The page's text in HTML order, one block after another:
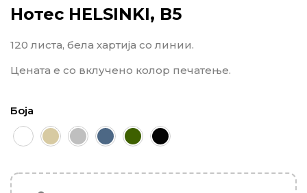
Нотес HELSINKI, B5
120 листа, бела хартија со линии.
Цената е со вклучено колор печатење.
Боја